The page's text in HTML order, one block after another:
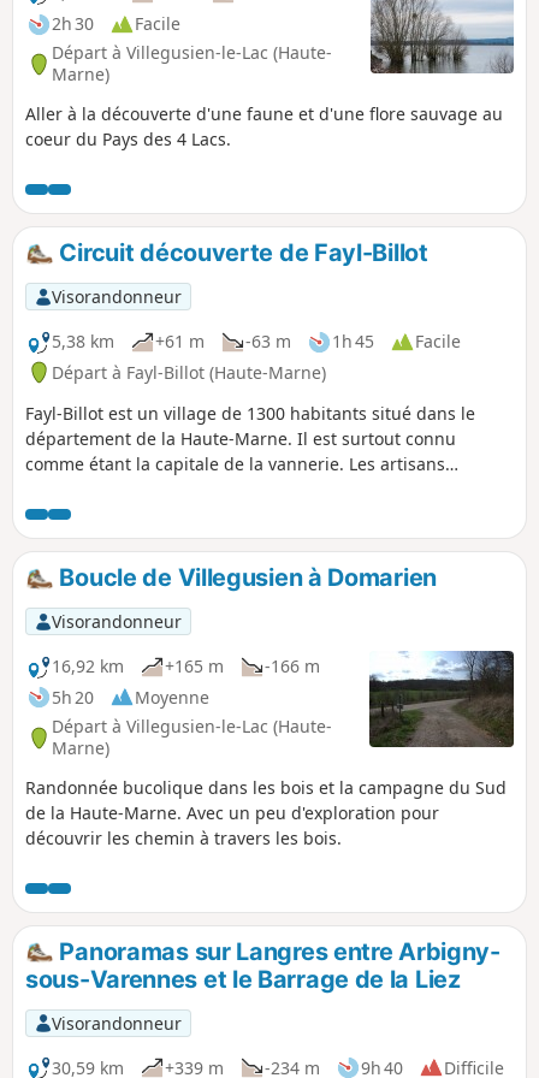
nous arrivons à Leffonds, village qui aurait
été créé par des religieux de Mormant.
2h 30
Facile
Départ à Villegusien-le-Lac (Haute-
Marne)
Aller à la découverte d'une faune et d'une flore sauvage au
coeur du Pays des 4 Lacs.
Circuit découverte de Fayl-Billot
Visorandonneur
5,38 km
+61 m -63 m 1h 45
Facile
Départ à Fayl-Billot (Haute-Marne)
Fayl-Billot est un village de 1300 habitants situé dans le
département de la Haute-Marne. Il est surtout connu
comme étant la capitale de la vannerie. Les artisans
l'issu de cette balade, ne pas hésiter à repartir avec un
souvenir. Cette randonnée permet de voir les principaux
lieux touristiques et culturels du village comme l'École
Nationale d'Osiériculture et de Vannerie, l'Église Notre-
Dame ainsi que tous les lavoirs et toutes les fontaines du
village.
Boucle de Villegusien à Domarien
Visorandonneur
16,92 km
+165 m
-166 m
5h 20
Moyenne
Départ à Villegusien-le-Lac (Haute-
Marne)
Randonnée bucolique dans les bois et la campagne du Sud
de la Haute-Marne. Avec un peu d'exploration pour
découvrir les chemin à travers les bois.
Panoramas sur Langres entre Arbigny-
sous-Varennes et le Barrage de la Liez
Visorandonneur
30,59 km
+339 m -234 m 9h 40 Difficile